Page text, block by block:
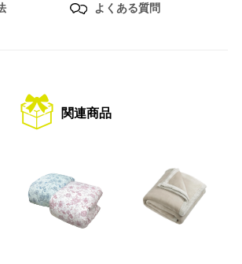
よくある質問
関連商品